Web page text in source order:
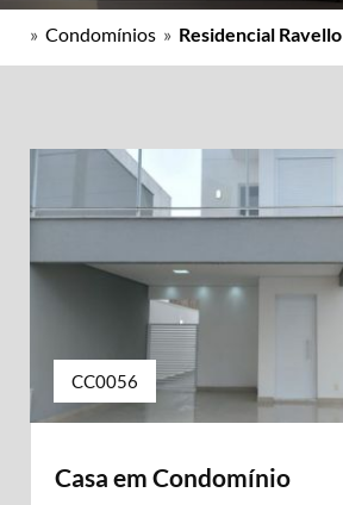
» Condomínios » Residencial Ravello
CC0056
Casa em Condomínio